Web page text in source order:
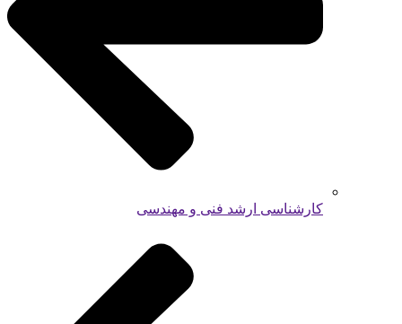
کارشناسی ارشد فنی و مهندسی